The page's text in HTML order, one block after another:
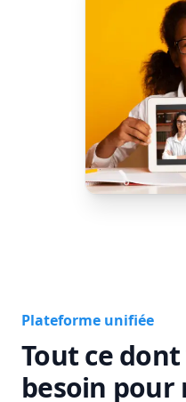
Plateforme unifiée
Tout ce
besoin pour